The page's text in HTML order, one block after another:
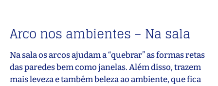
Arco nos ambientes – Na sala
Na sala os arcos ajudam a “quebrar” as formas retas
das paredes bem como janelas. Além disso, trazem
mais leveza e também beleza ao ambiente, que fica